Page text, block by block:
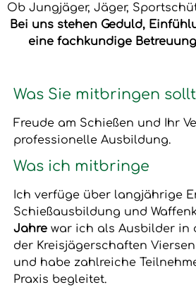
Ob Jungjäger, Jäger,
Bei uns stehen Geduld,
eine fachkundige
Was Sie mitbringen
Freude am Schießen und Ihr
professionelle Ausbildung.
Was ich mitbringe
Ich verfüge über langjährige
Schießausbildung und
Jahrewar ich als Ausbilder in
der Kreisjägerschaften
und habe zahlreiche
Praxis begleitet.